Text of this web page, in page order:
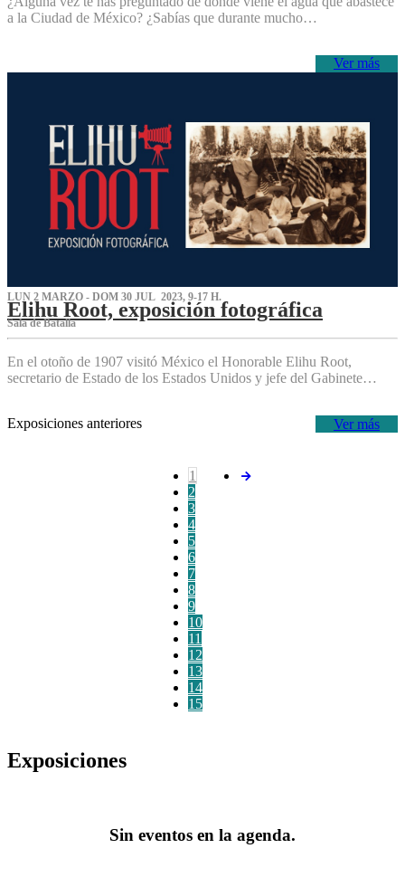
a la Ciudad de México? ¿Sabías que durante mucho…
Ver más
LUN 2 MARZO - DOM 30 JUL 2023, 9-17 H.
Elihu Root, exposición fotográfica
Sala de Batalla
En el otoño de 1907 visitó México el Honorable Elihu Root,
secretario de Estado de los Estados Unidos y jefe del Gabinete…
Ver más
Exposiciones anteriores
1
2
3
4
5
6
7
8
9
10
11
12
13
14
15
Exposiciones
Sin eventos en la agenda.